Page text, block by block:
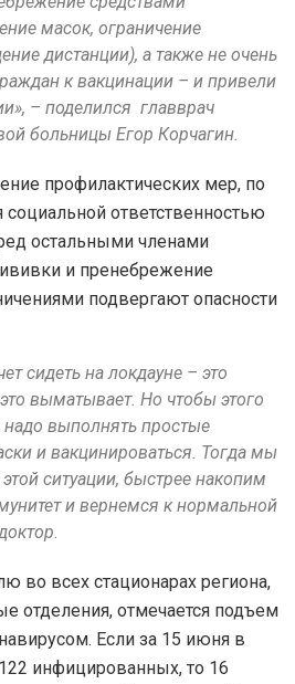
масок, ограничение
дистанции), а также не очень
к вакцинации – и привели
– поделился главврач
больницы Егор Корчагин.
профилактических мер, по
ответственностью
остальными членами
и пренебрежение
подвергают опасности
сидеть на локдауне – это
это выматывает. Но чтобы этого
выполнять простые
и вакцинироваться. Тогда мы
ситуации, быстрее накопим
и вернемся к нормальной
во всех стационарах региона,
отделения, отмечается подъем
Если за 15 июня в
инфицированных, то 16